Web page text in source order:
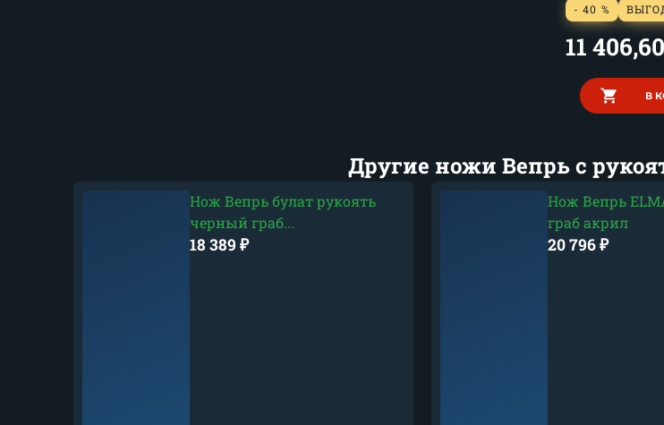
- 40 %
11 406,60
В
Другие ножи Вепрь с
Нож Вепрь булат рукоять
черный граб...
18 389 ₽
Нож Вепрь
граб акрил
20 796₽